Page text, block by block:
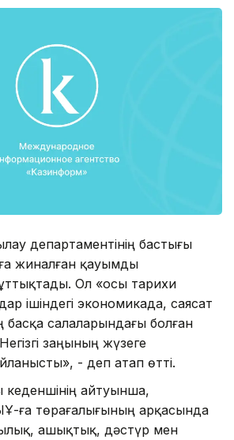
департаментінің бастығы
жиналған қауымды
Ол «осы тарихи
ішіндегі экономикада, саясат
салаларындағы болған
заңының жүзеге
- деп атап өтті.
айтуынша,
ға төрағалығының арқасында
ашықтық, дәстүр мен